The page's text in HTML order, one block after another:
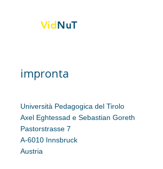
VidNuT
impronta
Università Pedagogica del Tirolo
Axel Eghtessad e Sebastian Goreth
Pastorstrasse 7
A-6010 Innsbruck
Austria